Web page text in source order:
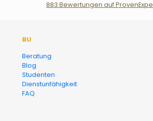
883 Bewertungen auf
BU
Beratung
Blog
Studenten
Dienstunfähigkeit
FAQ